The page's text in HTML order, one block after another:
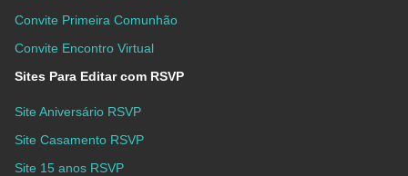
Convite Primeira Comunhão
Convite Encontro Virtual
Sites Para Editar com RSVP
Site Aniversário RSVP
Site Casamento RSVP
Site 15 anos RSVP